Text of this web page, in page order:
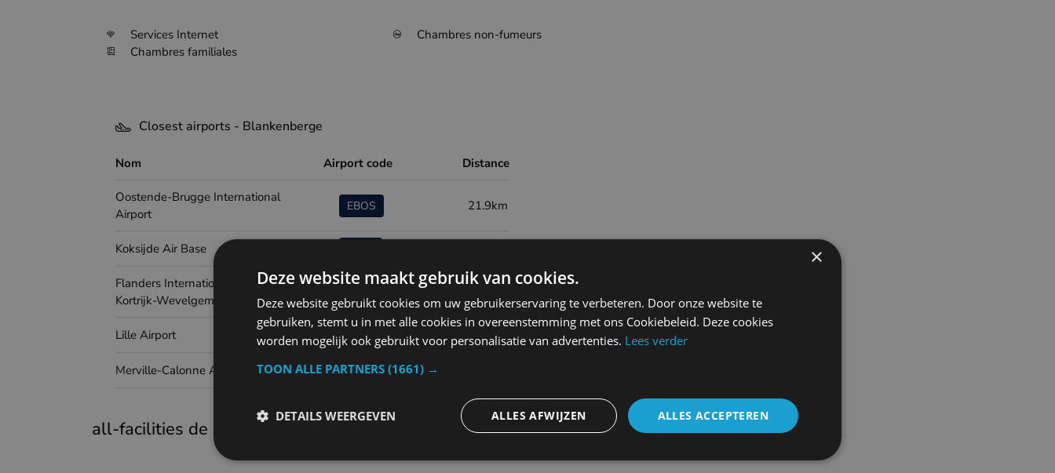
Services Internet
Chambres familiales
Chambres non-fumeurs
Closest airports - Blankenberge
Nom Airport code Distance
Oostende-Brugge International
Airport
EBOS 21.9km
Koksijde Air Base
Flanders International Airport
Kortrijk-Wevelgem
Lille Airport LFQQ 83.7km
Merville-Calonne Airport LFQT
all-facilities de l'hôtel
×
Deze website maakt gebruik van cookies.
Deze website gebruikt cookies om uw gebruikerservaring te verbeteren. Door onze website te
gebruiken, stemt u in met alle cookies in overeenstemming met ons Cookiebeleid. Deze cookies
worden mogelijk ook gebruikt voor personalisatie van advertenties. Lees verder
TOON ALLE PARTNERS (1661) →
ALLES ACCEPTEREN
ALLES AFWIJZEN
DETAILS WEERGEVEN